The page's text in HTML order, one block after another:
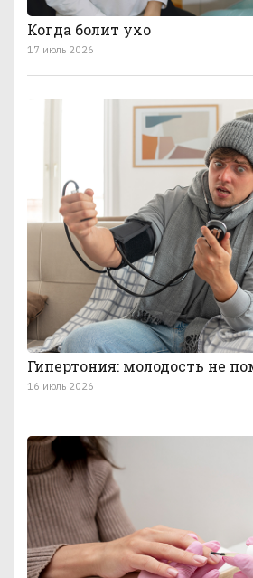
Когда болит ухо
17 июль 2026
Гипертония: молодость не
16 июль 2026